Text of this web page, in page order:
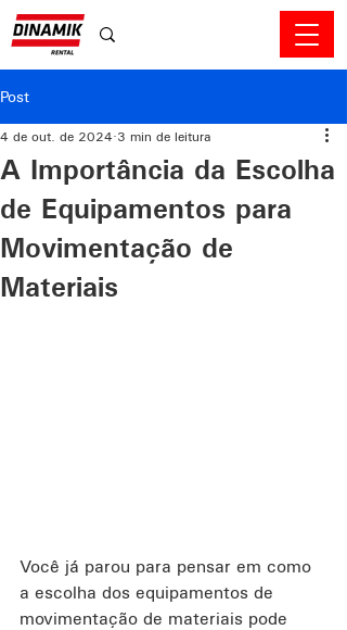
Post
A Importância da Escolha
de Equipamentos para
Movimentação de
Materiais
4 de out. de 2024 3 min de leitura
Você já parou para pensar em como
a escolha dos equipamentos de
movimentação de materiais pode